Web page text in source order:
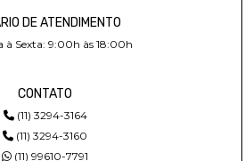
DE ATENDIMENTO
à Sexta: 9:00h às 18:00h
CONTATO
(11) 3294-3164
(11) 3294-3160
(11) 99610-7791